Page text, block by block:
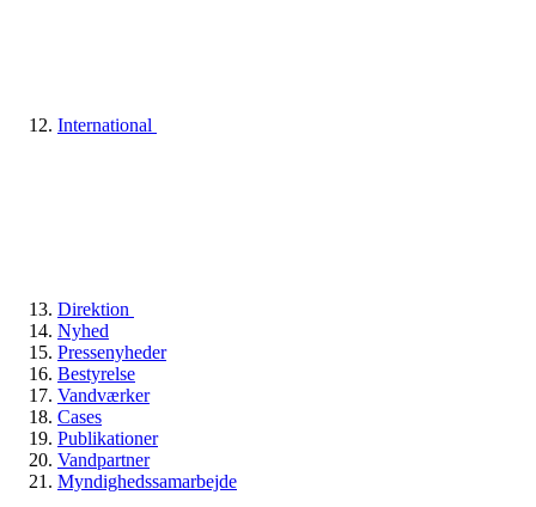
International
Direktion
Nyhed
Pressenyheder
Bestyrelse
Vandværker
Cases
Publikationer
Vandpartner
Myndighedssamarbejde